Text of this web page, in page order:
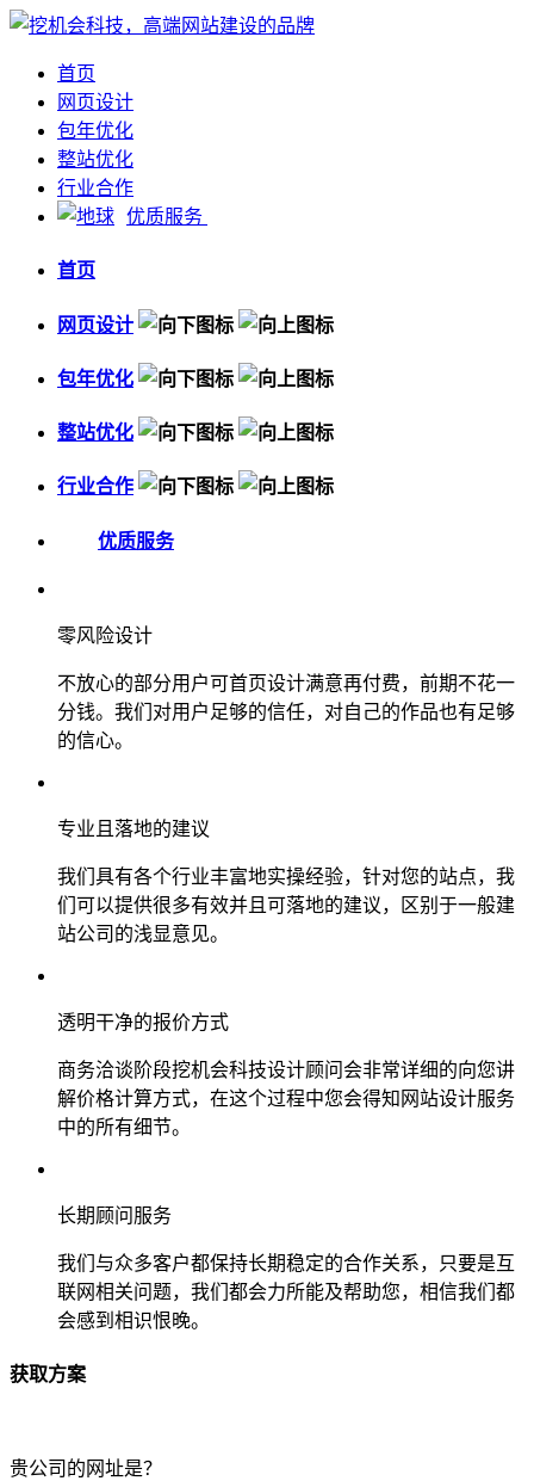
首页
网页设计
包年优化
整站优化
行业合作
优质服务
首页
网页设计
包年优化
整站优化
行业合作
优质服务
零风险设计
不放心的部分用户可首页设计满意再付费，前期不花一
分钱。我们对用户足够的信任，对自己的作品也有足够
的信心。
专业且落地的建议
我们具有各个行业丰富地实操经验，针对您的站点，我
们可以提供很多有效并且可落地的建议，区别于一般建
站公司的浅显意见。
透明干净的报价方式
商务洽谈阶段挖机会科技设计顾问会非常详细的向您讲
解价格计算方式，在这个过程中您会得知网站设计服务
中的所有细节。
长期顾问服务
我们与众多客户都保持长期稳定的合作关系，只要是互
联网相关问题，我们都会力所能及帮助您，相信我们都
会感到相识恨晚。
获取方案
贵公司的网址是？